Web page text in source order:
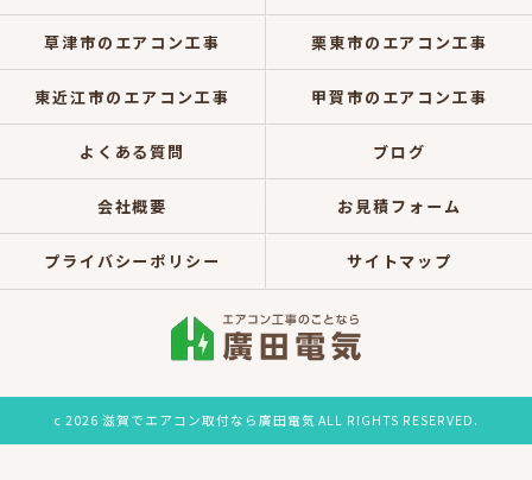
草津市のエアコン工事 栗東市のエアコン工事
東近江市のエアコン工事 甲賀市のエアコン工事
よくある質問 ブログ
会社概要 お見積フォーム
プライバシーポリシー サイトマップ
c 2026 滋賀でエアコン取付なら廣田電気 ALL RIGHTS RESERVED.